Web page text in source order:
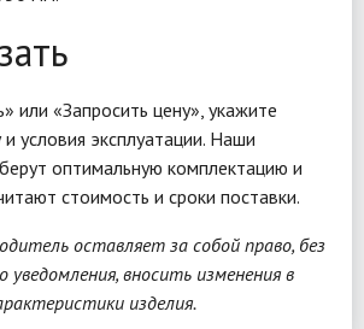
или «Запросить цену», укажите
условия эксплуатации. Наши
оптимальную комплектацию и
стоимость и сроки поставки.
оставляет за собой право, без
уведомления, вносить изменения в
изделия.